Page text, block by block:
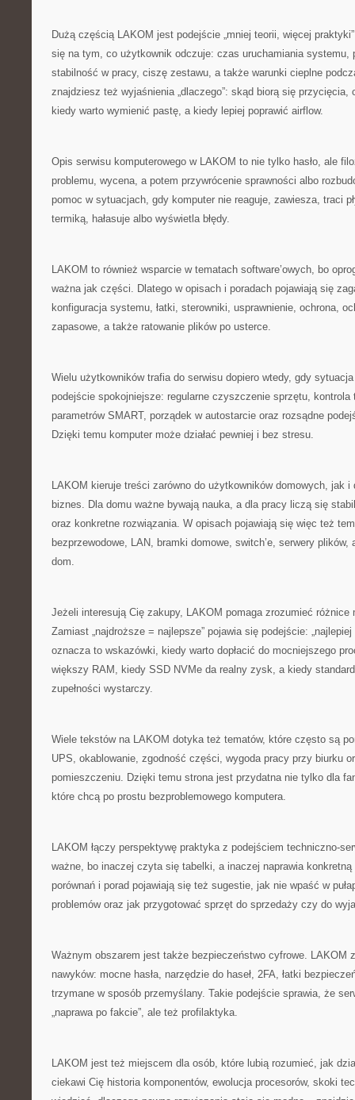
Dużą częścią LAKOM jest podejście „mniej teorii, więcej
się na tym, co użytkownik odczuje: czas uruchamiania systemu,
stabilność w pracy, ciszę zestawu, a także warunki cieplne
znajdziesz też wyjaśnienia „dlaczego”: skąd biorą się przycięcia,
kiedy warto wymienić pastę, a kiedy lepiej poprawić airflow.
Opis serwisu komputerowego w LAKOM to nie tylko hasło, ale
problemu, wycena, a potem przywrócenie sprawności albo
pomoc w sytuacjach, gdy komputer nie reaguje, zawiesza, traci
termiką, hałasuje albo wyświetla błędy.
LAKOM to również wsparcie w tematach software’owych, bo
ważna jak części. Dlatego w opisach i poradach pojawiają się
konfiguracja systemu, łatki, sterowniki, usprawnienie, ochrona,
zapasowe, a także ratowanie plików po usterce.
Wielu użytkowników trafia do serwisu dopiero wtedy, gdy
podejście spokojniejsze: regularne czyszczenie sprzętu, kontrola
parametrów SMART, porządek w autostarcie oraz rozsądne
Dzięki temu komputer może działać pewniej i bez stresu.
LAKOM kieruje treści zarówno do użytkowników domowych, jak i
biznes. Dla domu ważne bywają nauka, a dla pracy liczą się
oraz konkretne rozwiązania. W opisach pojawiają się więc też
bezprzewodowe, LAN, bramki domowe, switch’e, serwery
dom.
Jeżeli interesują Cię zakupy, LAKOM pomaga zrozumieć różnice
Zamiast „najdroższe = najlepsze” pojawia się podejście:
oznacza to wskazówki, kiedy warto dopłacić do mocniejszego
większy RAM, kiedy SSD NVMe da realny zysk, a kiedy
zupełności wystarczy.
Wiele tekstów na LAKOM dotyka też tematów, które często są
UPS, okablowanie, zgodność części, wygoda pracy przy biurku
pomieszczeniu. Dzięki temu strona jest przydatna nie tylko dla
które chcą po prostu bezproblemowego komputera.
LAKOM łączy perspektywę praktyka z podejściem techniczno-
ważne, bo inaczej czyta się tabelki, a inaczej naprawia
porównań i porad pojawiają się też sugestie, jak nie wpaść w
problemów oraz jak przygotować sprzęt do sprzedaży czy do
Ważnym obszarem jest także bezpieczeństwo cyfrowe. LAKOM
nawyków: mocne hasła, narzędzie do haseł, 2FA, łatki
trzymane w sposób przemyślany. Takie podejście sprawia, że
„naprawa po fakcie”, ale też profilaktyka.
LAKOM jest też miejscem dla osób, które lubią rozumieć, jak
ciekawi Cię historia komponentów, ewolucja procesorów, skoki